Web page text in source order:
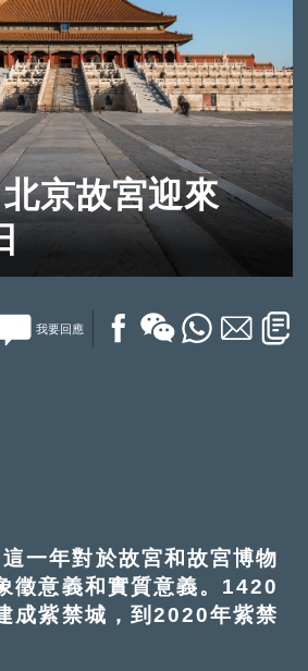
京故宮迎來
我要回應
年對於故宮和故宮博物
徵意義和實質意義。1420
成紫禁城，到2020年紫禁